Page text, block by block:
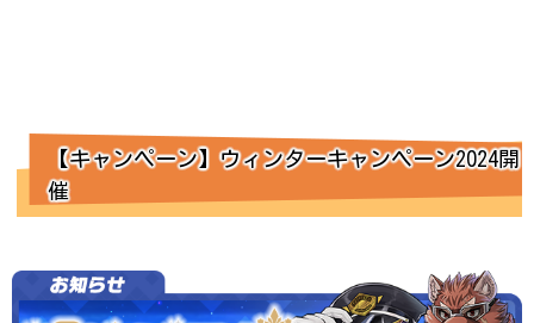
【キャンペーン】ウィンターキャンペーン2024開
催